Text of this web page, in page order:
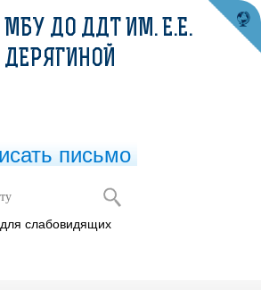
МБУ ДО ДДТ ИМ. Е.Е.
ДЕРЯГИНОЙ
письмо
слабовидящих